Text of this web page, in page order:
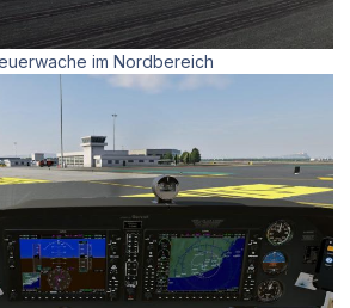
im Nordbereich